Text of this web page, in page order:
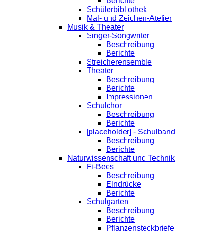
Schülerbibliothek
Mal- und Zeichen-Atelier
Musik & Theater
Singer-Songwriter
Beschreibung
Berichte
Streicherensemble
Theater
Beschreibung
Berichte
Impressionen
Schulchor
Beschreibung
Berichte
[placeholder] - Schulband
Beschreibung
Berichte
Naturwissenschaft und Technik
Fi-Bees
Beschreibung
Eindrücke
Berichte
Schulgarten
Beschreibung
Berichte
Pflanzensteckbriefe